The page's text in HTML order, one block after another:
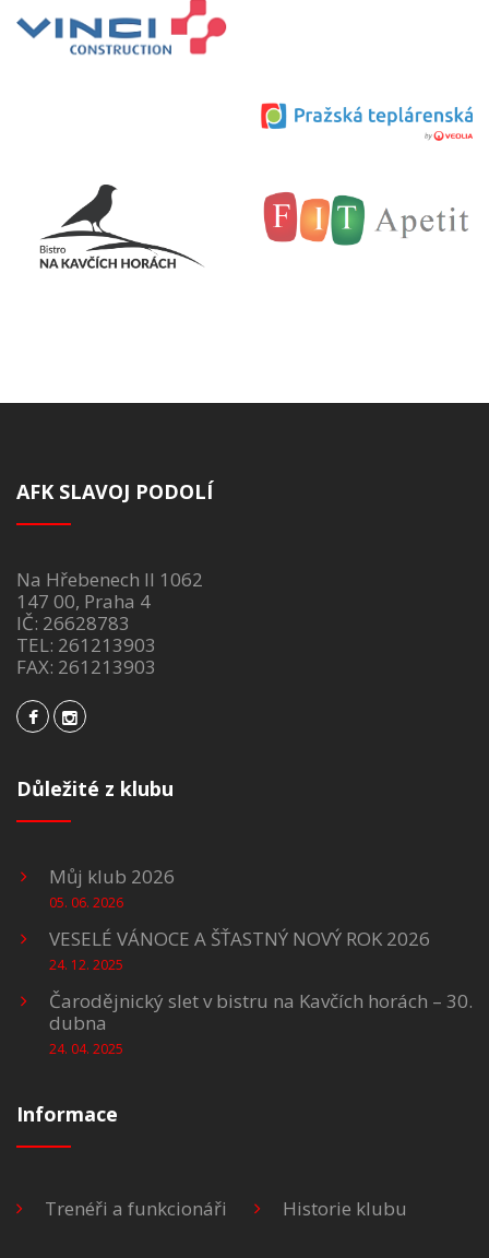
AFK SLAVOJ PODOLÍ
Na Hřebenech II 1062
147 00, Praha 4
IČ: 26628783
TEL: 261213903
FAX: 261213903
Důležité z klubu
Můj klub 2026
05. 06. 2026
VESELÉ VÁNOCE A ŠŤASTNÝ NOVÝ ROK 2026
24. 12. 2025
Čarodějnický slet v bistru na Kavčích horách – 30.
dubna
24. 04. 2025
Informace
Trenéři a funkcionáři Historie klubu